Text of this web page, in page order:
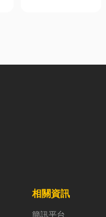
著出貨。但你
路購物越來越
相關資訊
簡訊平台